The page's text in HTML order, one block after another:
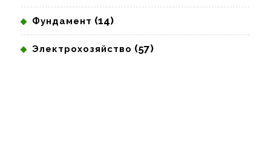
Фундамент (14)
Электрохозяйство (57)